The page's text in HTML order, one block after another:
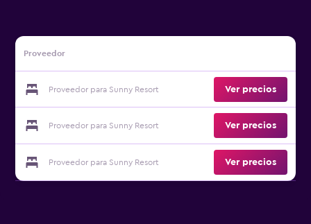
Proveedor
Proveedor para Sunny Resort Ver precios
Proveedor para Sunny Resort Ver precios
Proveedor para Sunny Resort Ver precios